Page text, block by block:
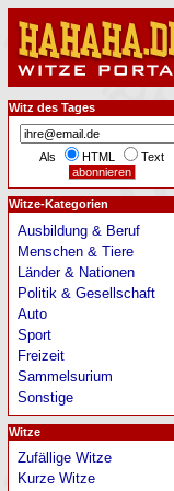
Witz des Tages
Als HTML Text
Witze-Kategorien
Ausbildung & Beruf
Menschen & Tiere
Länder & Nationen
Politik & Gesellschaft
Auto
Sport
Freizeit
Sammelsurium
Sonstige
Witze
Zufällige Witze
Kurze Witze